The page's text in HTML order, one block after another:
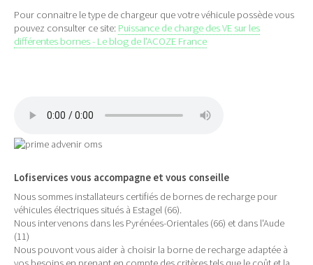
Pour connaitre le type de chargeur que votre véhicule possède vous
pouvez consulter ce site: Puissance de charge des VE sur les
différentes bornes - Le blog de l'ACOZE France
Lofiservices vous accompagne et vous conseille
Nous sommes installateurs certifiés de bornes de recharge pour
véhicules électriques situés à Estagel (66).
Nous intervenons dans les Pyrénées-Orientales (66) et dans l'Aude
(11)
Nous pouvont vous aider à choisir la borne de recharge adaptée à